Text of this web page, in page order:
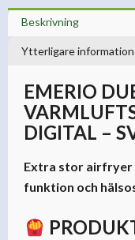
Beskrivning
Ytterligare information
EMERIO
DIGITAL –
Extra stor airfryer
funktion och